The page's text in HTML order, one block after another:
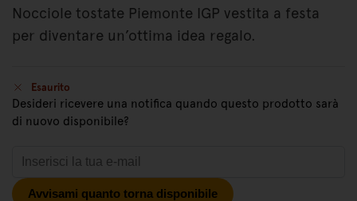
Nocciole tostate Piemonte IGP vestita a festa
per diventare un’ottima idea regalo.
Esaurito
Desideri ricevere una notifica quando questo prodotto sarà
di nuovo disponibile?
Avvisami quanto torna disponibile